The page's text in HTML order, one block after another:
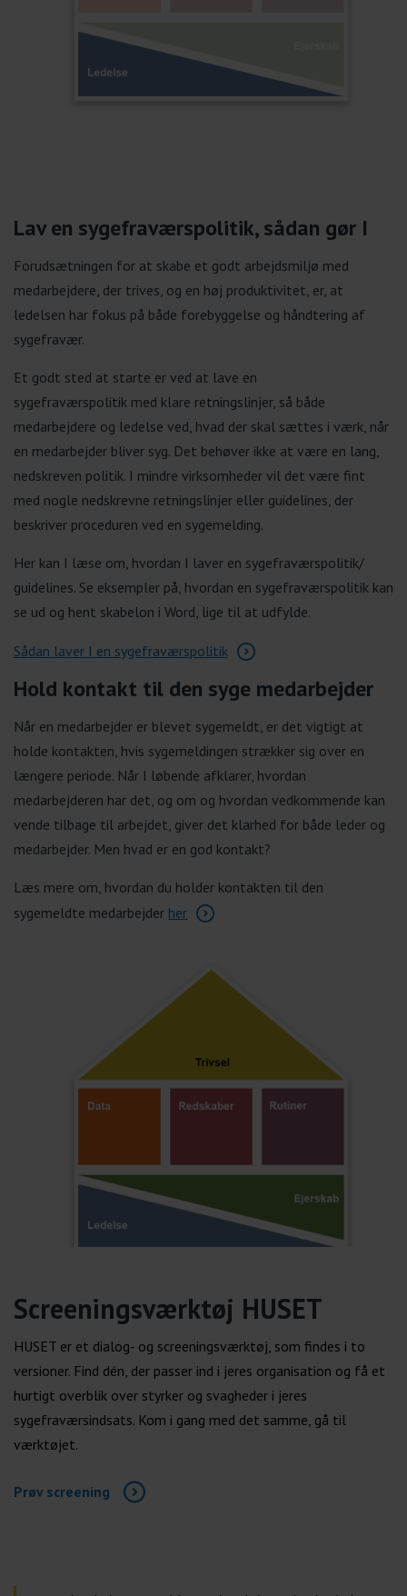
Lav en sygefraværspolitik, sådan gør I
Forudsætningen for at skabe et godt arbejdsmiljø med
medarbejdere, der trives, og en høj produktivitet, er, at
ledelsen har fokus på både forebyggelse og håndtering af
sygefravær.
Et godt sted at starte er ved at lave en
sygefraværspolitik med klare retningslinjer, så både
medarbejdere og ledelse ved, hvad der skal sættes i værk, når
en medarbejder bliver syg. Det behøver ikke at være en lang,
nedskreven politik. I mindre virksomheder vil det være fint
med nogle nedskrevne retningslinjer eller guidelines, der
beskriver proceduren ved en sygemelding.
Her kan I læse om, hvordan I laver en sygefraværspolitik/
guidelines. Se eksempler på, hvordan en sygefraværspolitik kan
se ud og hent skabelon i Word, lige til at udfylde.
Sådan laver I en sygefraværspolitik
Hold kontakt til den syge medarbejder
Når en medarbejder er blevet sygemeldt, er det vigtigt at
holde kontakten, hvis sygemeldingen strækker sig over en
længere periode. Når I løbende afklarer, hvordan
medarbejderen har det, og om og hvordan vedkommende kan
vende tilbage til arbejdet, giver det klarhed for både leder og
medarbejder. Men hvad er en god kontakt?
Læs mere om, hvordan du holder kontakten til den
sygemeldte medarbejder her
Screeningsværktøj HUSET
HUSET er et dialog- og screeningsværktøj, som findes i to
versioner. Find dén, der passer ind i jeres organisation og få et
hurtigt overblik over styrker og svagheder i jeres
sygefraværsindsats. Kom i gang med det samme, gå til
værktøjet.
Prøv screening